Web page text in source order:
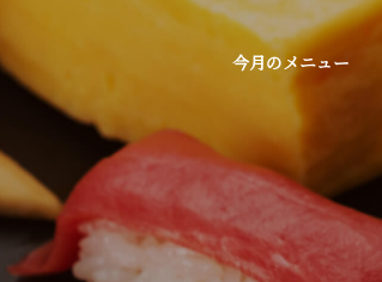
今月のメニュー